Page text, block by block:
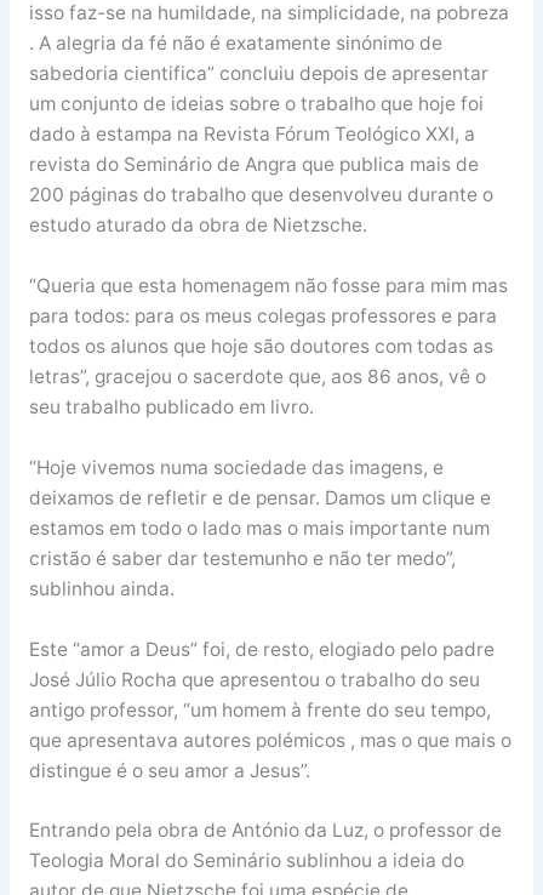
isso faz-se na humildade, na simplicidade, na pobreza
. A alegria da fé não é exatamente sinónimo de
sabedoria cientifica” concluiu depois de apresentar
um conjunto de ideias sobre o trabalho que hoje foi
dado à estampa na Revista Fórum Teológico XXI, a
revista do Seminário de Angra que publica mais de
200 páginas do trabalho que desenvolveu durante o
estudo aturado da obra de Nietzsche.
“Queria que esta homenagem não fosse para mim mas
para todos: para os meus colegas professores e para
todos os alunos que hoje são doutores com todas as
letras”, gracejou o sacerdote que, aos 86 anos, vê o
seu trabalho publicado em livro.
“Hoje vivemos numa sociedade das imagens, e
deixamos de refletir e de pensar. Damos um clique e
estamos em todo o lado mas o mais importante num
cristão é saber dar testemunho e não ter medo”,
sublinhou ainda.
Este “amor a Deus” foi, de resto, elogiado pelo padre
José Júlio Rocha que apresentou o trabalho do seu
antigo professor, “um homem à frente do seu tempo,
que apresentava autores polémicos , mas o que mais o
distingue é o seu amor a Jesus”.
Entrando pela obra de António da Luz, o professor de
Teologia Moral do Seminário sublinhou a ideia do